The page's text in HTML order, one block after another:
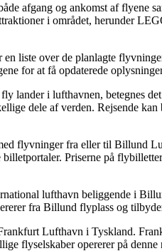
afgang og ankomst af flyene
i området, herunder
liste over de planlagte
for at få opdaterede
i lufthavnen, betegnes
dele af verden. Rejsende
flyvninger fra eller til Billund
Priserne på
lufthavn beliggende i
fra Billund flyplass og
Lufthavn i Tyskland.
flyselskaber opererer på